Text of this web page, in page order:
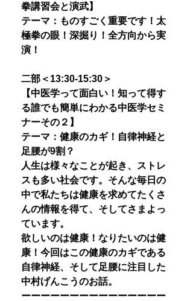
拳講習会と演武】
テーマ：ものすごく重要です！太
極拳の眼！深掘り！全方向から実
演！
二部＜13:30-15:30＞
【中医学って面白い！知って得す
る誰でも簡単にわかる中医学セミ
ナーその２】
テーマ：健康のカギ！自律神経と
足腰が9割？
人生は様々なことが起き、ストレ
スも多い社会です。そんな毎日の
中で私たちは健康を求めてたくさ
んの情報を得て、そしてさまよっ
ています。
欲しいのは健康！なりたいのは健
康！今回はこの健康のカギである
自律神経、そして足腰に注目した
中村げんこうのお話。
ーーーーーーーーーーーーーーー